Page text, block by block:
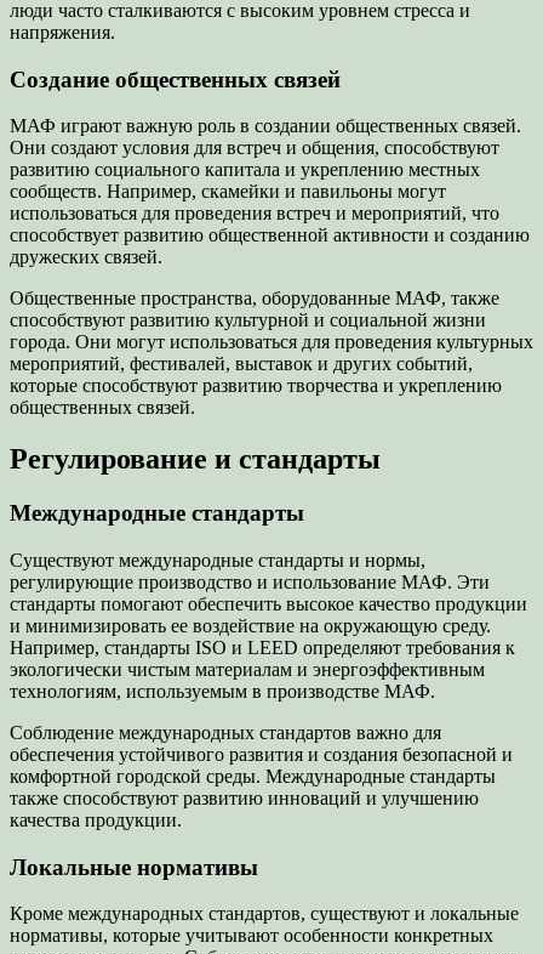
люди часто сталкиваются с высоким уровнем стресса и
напряжения.
Создание общественных связей
МАФ играют важную роль в создании общественных связей.
Они создают условия для встреч и общения, способствуют
развитию социального капитала и укреплению местных
сообществ. Например, скамейки и павильоны могут
использоваться для проведения встреч и мероприятий, что
способствует развитию общественной активности и созданию
дружеских связей.
Общественные пространства, оборудованные МАФ, также
способствуют развитию культурной и социальной жизни
города. Они могут использоваться для проведения культурных
мероприятий, фестивалей, выставок и других событий,
которые способствуют развитию творчества и укреплению
общественных связей.
Регулирование и стандарты
Международные стандарты
Существуют международные стандарты и нормы,
регулирующие производство и использование МАФ. Эти
стандарты помогают обеспечить высокое качество продукции
и минимизировать ее воздействие на окружающую среду.
Например, стандарты ISO и LEED определяют требования к
экологически чистым материалам и энергоэффективным
технологиям, используемым в производстве МАФ.
Соблюдение международных стандартов важно для
обеспечения устойчивого развития и создания безопасной и
комфортной городской среды. Международные стандарты
также способствуют развитию инноваций и улучшению
качества продукции.
Локальные нормативы
Кроме международных стандартов, существуют и локальные
нормативы, которые учитывают особенности конкретных